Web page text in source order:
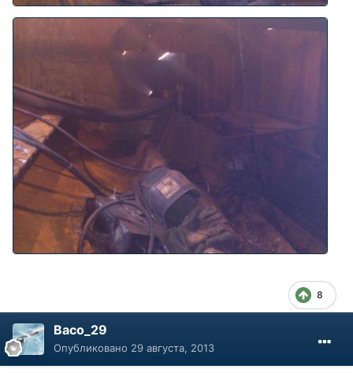
8
Васо_29
Опубликовано 29 августа, 2013